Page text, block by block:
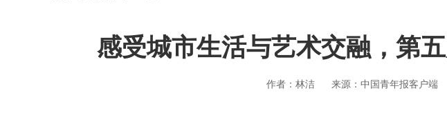
感受城市生活与艺术交融，第
作者：林洁 来源：中国青年报客户端